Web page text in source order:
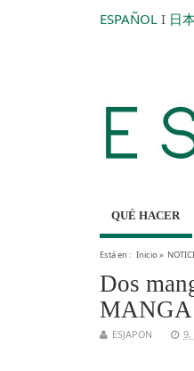
ESPAÑOL I 日
QUÉ HACER
Está en : Inicio»
Dos
MANGA
ESJAPON 9,